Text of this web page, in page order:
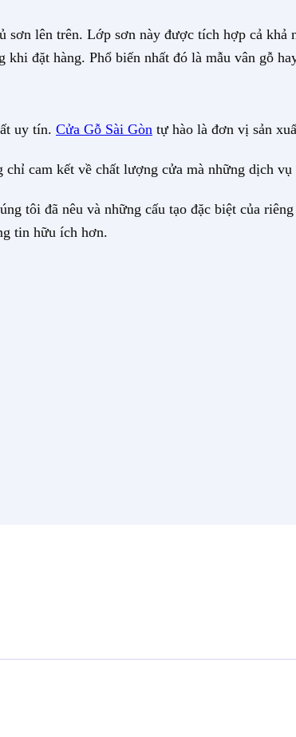
sơn lên trên. Lớp sơn này được tích hợp cả khả
đặt hàng. Phổ biến nhất đó là mẫu vân gỗ
uy tín. Cửa Gỗ Sài Gòn tự hào là đơn vị sản
cam kết về chất lượng cửa mà những dịch
tôi đã nêu và những cấu tạo đặc biệt của
tin hữu ích hơn.